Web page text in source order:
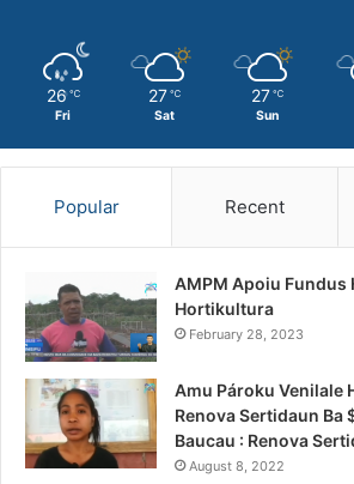
26 ℃
Fri
27 ℃
Sat
27 ℃
Sun
Popular Recent
AMPM Apoiu Fundus
Hortikultura
February 28, 2023
Amu Pároku Venilale
Renova Sertidaun Ba
Baucau : Renova
August 8, 2022